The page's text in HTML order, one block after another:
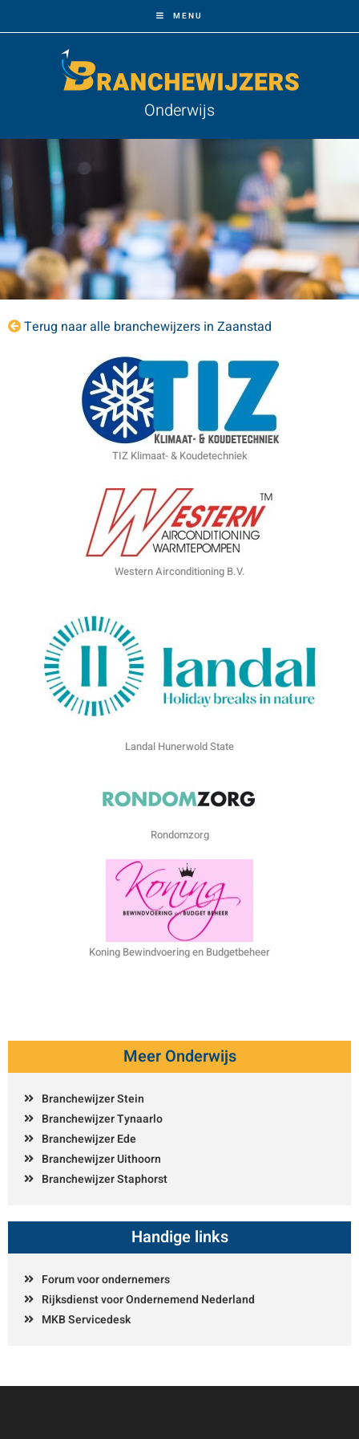
MENU
Onderwijs
Terug naar alle branchewijzers in Zaanstad
TIZ Klimaat- & Koudetechniek
Western Airconditioning B.V.
Landal Hunerwold State
Rondomzorg
Koning Bewindvoering en Budgetbeheer
Meer Onderwijs
Branchewijzer Stein
Branchewijzer Tynaarlo
Branchewijzer Ede
Branchewijzer Uithoorn
Branchewijzer Staphorst
Handige links
Forum voor ondernemers
Rijksdienst voor Ondernemend Nederland
MKB Servicedesk